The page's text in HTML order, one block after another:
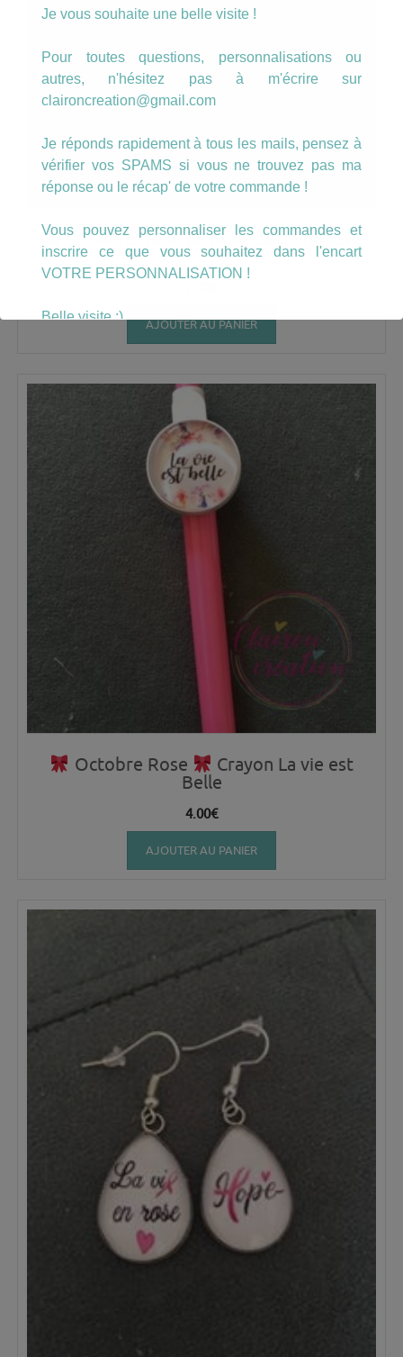
Octobre Rose Boucles poing levé
AJOUTER AU PANIER
Octobre Rose
Crayon La vie est
Belle
4.00€
AJOUTER AU PANIER
Je vous souhaite une belle visite !
Pour toutes questions, personnalisations ou
autres, n'hésitez pas à m'écrire sur
claironcreation@gmail.com
Je réponds rapidement à tous les mails, pensez à
vérifier vos SPAMS si vous ne trouvez pas ma
réponse ou le récap' de votre commande !
Vous pouvez personnaliser les commandes et
inscrire ce que vous souhaitez dans l'encart
VOTRE PERSONNALISATION !
Belle visite :)